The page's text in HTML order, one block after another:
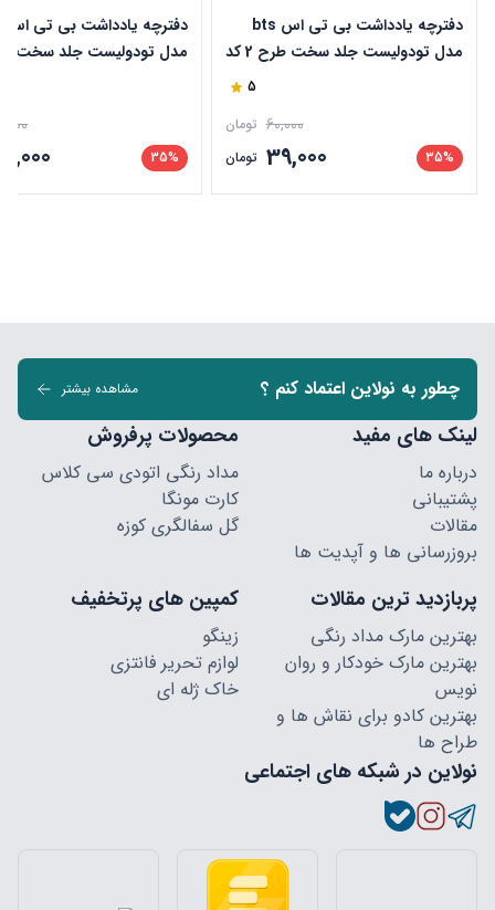
دفترچه یادداشت بی تی اس bts
مدل تودولیست جلد سخت طرح 2 کد
5
60,000 تومان
35%
39,000 تومان 35%
چطور به نولاین اعتماد کنم ؟ مشاهده بیشتر
لینک های مفید
درباره ما
پشتیبانی
مقالات
بروزرسانی ها و آپدیت ها
محصولات پرفروش
مداد رنگی اتودی سی کلاس
کارت مونگا
گل سفالگری کوزه
پربازدید ترین مقالات
بهترین مارک مداد رنگی
بهترین مارک خودکار و روان
نویس
بهترین کادو برای نقاش ها و
طراح ها
کمپین های پرتخفیف
زینگو
لوازم تحریر فانتزی
خاک ژله ای
نولاین در شبکه های اجتماعی